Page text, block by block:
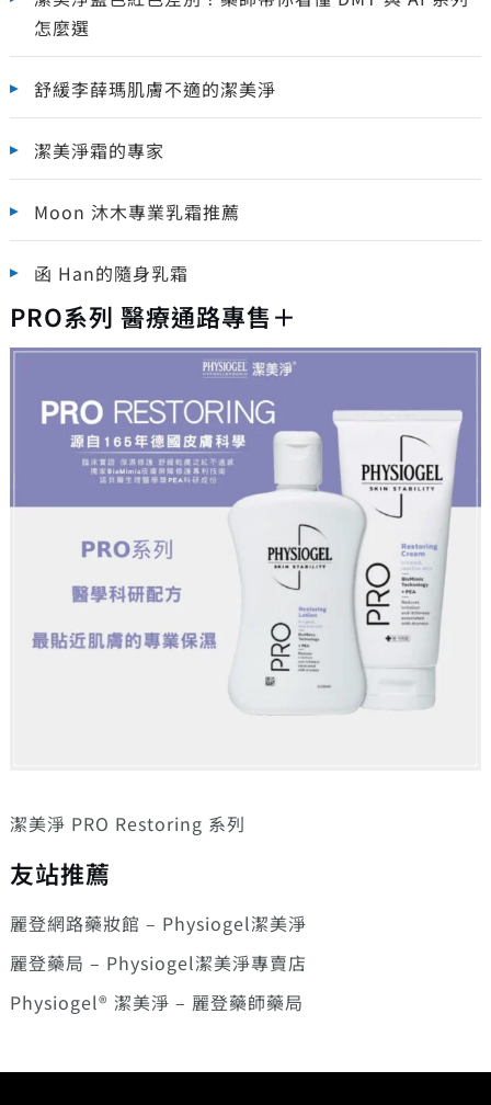
怎麼選
舒緩李薛瑪肌膚不適的潔美淨
潔美淨霜的專家
Moon 沐木專業乳霜推薦
函 Han的隨身乳霜
PRO系列 醫療通路專售＋
潔美淨 PRO Restoring 系列
友站推薦
麗登網路藥妝館 – Physiogel潔美淨
麗登藥局 – Physiogel潔美淨專賣店
Physiogel® 潔美淨 – 麗登藥師藥局